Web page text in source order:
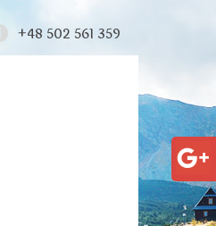
+48 502 561 359